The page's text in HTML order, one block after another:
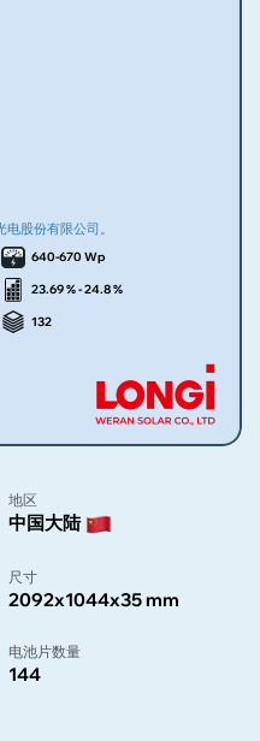
电股份有限公司。
640-670 Wp
23.69 % - 24.8 %
132
地区
中国大陆
尺寸
2092x1044x35 mm
电池片数量
144